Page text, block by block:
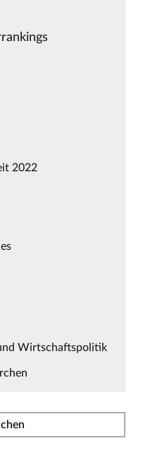
2022
Wirtschaftspolitik